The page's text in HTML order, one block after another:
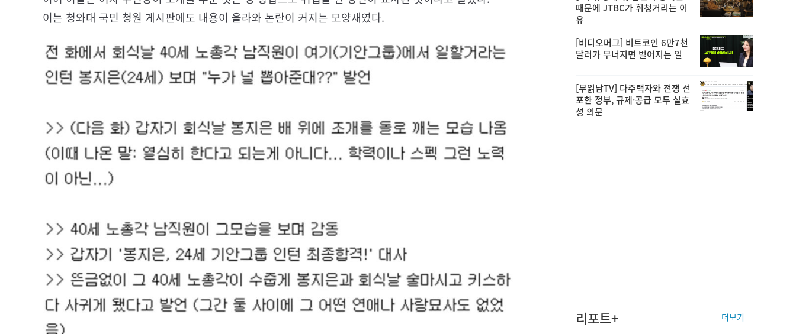
이는 청와대 국민 청원 게시판에도 내용이 올라와 논란이 커지는 모양새였다.
때문에 JTBC가 휘청거리는 이
유
[비디오머그] 비트코인 6만7천
달러가 무너지면 벌어지는 일
[부읽남TV] 다주택자와 전쟁 선
포한 정부, 규제·공급 모두 실효
성 의문
리포트+ 더보기